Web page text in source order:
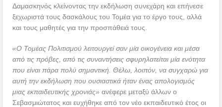
Δαμασκηνός κλείνοντας την εκδήλωση συνεχάρη και επήνεσε
ξεχωριστά τους δασκάλους του Τομέα για το έργο τους, αλλά
και τους μαθητές για την προσπάθειά τους.
«Ο Τομέας Πολιτισμού λειτουργεί σαν μία οικογένεια και μέσα
από τις πρόβες, από τις συναντήσεις σφυρηλατείται μία ενότητα
που είναι πάρα πολύ σημαντική. Θέλω, λοιπόν, να συγχαρώ για
αυτή την εκδήλωση που ουσιαστικά ήταν ένας απολογισμός
μιας εκπαιδευτικής χρονιάς»ανέφερε μεταξύ άλλων ο
Σεβασμιώτατος και ευχήθηκε από τον νέο εκπαιδευτικό έτος οι